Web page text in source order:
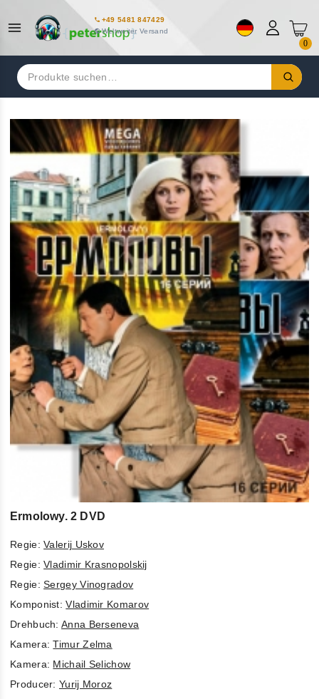
+49 5481 847429
Weltweiter Versand
0
Suchen
nach:
Ermolowy. 2 DVD
Regie:Valerij Uskov
Regie:Vladimir Krasnopolskij
Regie:Sergey Vinogradov
Komponist:Vladimir Komarov
Drehbuch:Anna Berseneva
Kamera:Timur Zelma
Kamera: Michail Selichow
Producer: Yurij Moroz